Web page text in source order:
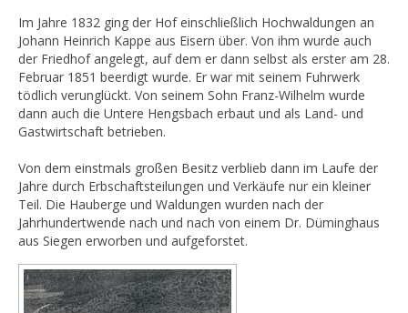
Im Jahre 1832 ging der Hof einschließlich Hochwaldungen an
Johann Heinrich Kappe aus Eisern über. Von ihm wurde auch
der Friedhof angelegt, auf dem er dann selbst als erster am 28.
Februar 1851 beerdigt wurde. Er war mit seinem Fuhrwerk
tödlich verunglückt. Von seinem Sohn Franz-Wilhelm wurde
dann auch die Untere Hengsbach erbaut und als Land- und
Gastwirtschaft betrieben.
Von dem einstmals großen Besitz verblieb dann im Laufe der
Jahre durch Erbschaftsteilungen und Verkäufe nur ein kleiner
Teil. Die Hauberge und Waldungen wurden nach der
Jahrhundertwende nach und nach von einem Dr. Düminghaus
aus Siegen erworben und aufgeforstet.